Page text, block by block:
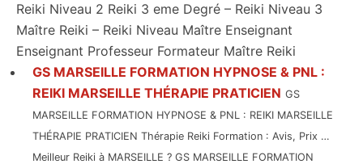
Reiki Niveau 2 Reiki 3 eme Degré – Reiki Niveau 3
Maître Reiki – Reiki Niveau Maître Enseignant
Enseignant Professeur Formateur Maître Reiki
GS MARSEILLE FORMATION HYPNOSE & PNL :
REIKI MARSEILLE THÉRAPIE PRATICIEN GS
MARSEILLE FORMATION HYPNOSE & PNL : REIKI MARSEILLE
THÉRAPIE PRATICIEN Thérapie Reiki Formation : Avis, Prix …
Meilleur Reiki à MARSEILLE ? GS MARSEILLE FORMATION